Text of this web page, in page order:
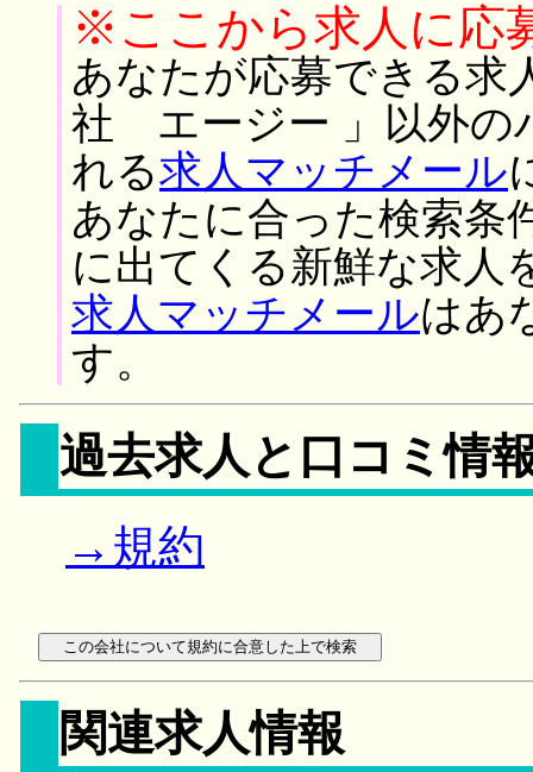
※ここから求人に応
あなたが応募できる求
社 エージー 」以外の
れる求人マッチメール
あなたに合った検索条
に出てくる新鮮な求人
求人マッチメールはあ
す。
過去求人と口コミ情
→規約
関連求人情報